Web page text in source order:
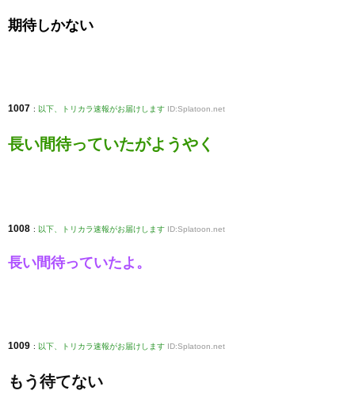
期待しかない
1007 : 以下、トリカラ速報がお届けします ID:Splatoon.net
長い間待っていたがようやく
1008 : 以下、トリカラ速報がお届けします ID:Splatoon.net
長い間待っていたよ。
1009 : 以下、トリカラ速報がお届けします ID:Splatoon.net
もう待てない